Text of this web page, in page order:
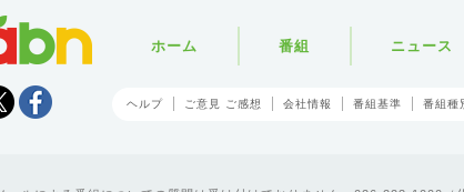
Tweet
ホーム 番組 ニュース
ヘルプ ご意見 ご感想 会社情報 番組基準 番組種